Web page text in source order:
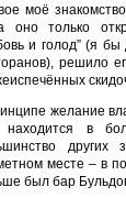
моё
оно только
и голод” (я
решило
желание
находится в
месте – в
был бар